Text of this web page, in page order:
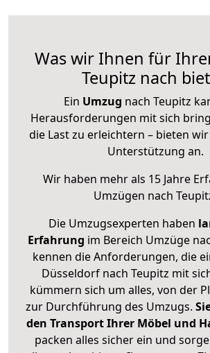
Was wir Ihnen für
Teupitz nach
Ein Umzug nach Teupitz
Herausforderungen mit sich
die Last zu erleichtern – bieten
Unterstützung an.
Wir haben mehr als 15 Jahre
Umzügen nach
Die Umzugsexperten haben
Erfahrung im Bereich Umzüge
kennen die Anforderungen, die
Düsseldorf nach Teupitz mit
kümmern sich um alles, von der
zur Durchführung des Umzugs.
den Transport Ihrer Möbel und
packen alles sicher ein und